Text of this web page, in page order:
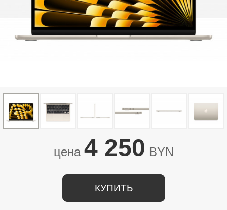
цена 4 250 BYN
КУПИТЬ